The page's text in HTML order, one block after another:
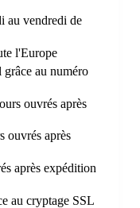
au vendredi de
l'Europe
grâce au numéro
ouvrés après
ouvrés après
après expédition
au cryptage SSL